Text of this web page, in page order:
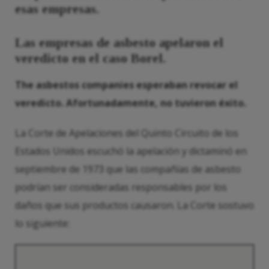
esas empresas.
Las empresas de asbesto apelaron el
veredicto en el caso Borel.
The asbestos companies esperaban revocar el
veredicto. Afortunadamente, no tuvieron éxito.
La Corte de Apelaciones del Quinto Circuito de los
Estados Unidos escuchó la apelación y dictaminó en
septiembre de 1973 que las compañías de asbesto
podrían ser consideradas responsables por los
daños que sus productos causaron. La Corte sostuvo
lo siguiente: